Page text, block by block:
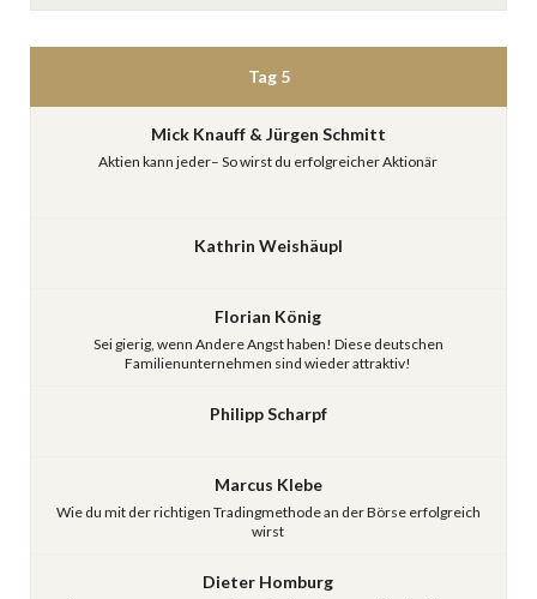
Tag 5
Mick Knauff & Jürgen Schmitt
Aktien kann jeder– So wirst du erfolgreicher Aktionär
Kathrin Weishäupl
Florian König
Sei gierig, wenn Andere Angst haben! Diese deutschen
Familienunternehmen sind wieder attraktiv!
Philipp Scharpf
Marcus Klebe
Wie du mit der richtigen Tradingmethode an der Börse erfolgreich
wirst
Dieter Homburg